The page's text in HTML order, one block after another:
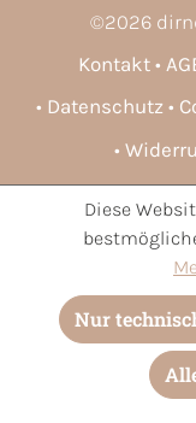
©2026
Kontakt
Datenschutz
* Alle Preise inkl.
und ggf.
Diese
Nur